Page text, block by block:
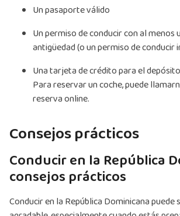
Un pasaporte válido
Un permiso de conducir con al menos
antigüedad (o un permiso de conducir
Una tarjeta de crédito para el depósito
Para reservar un coche, puede
reserva online.
Consejos prácticos
Conducir en la República
consejos prácticos
Conducir en la República Dominicana puede